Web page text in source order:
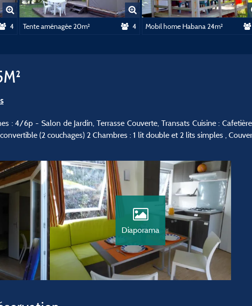
4 Tente aménagée 20m² 4 Mobil home Habana 24m²
: 4/6p - Salon de Jardin, Terrasse Couverte, Transats Cuisine :
(2 couchages) 2 Chambres : 1 lit double et 2 lits simples ,
Diaporama